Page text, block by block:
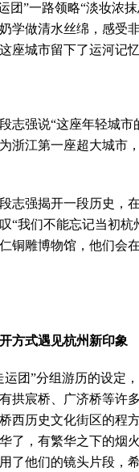
团”一路领略“淡妆浓
学做清水丝绵，感受
座城市留下了运河记
强说“这座年轻城市
浙江第一座超大城市
强揭开一段历史，在
“我们不能忘记当初
铜雕博物馆，他们会
方式遇见杭州新印象
”分组游历的设定，
拱宸桥、广济桥等许
西历史文化街区的程
了，有繁华之下的烟
了他们的镜头片段，